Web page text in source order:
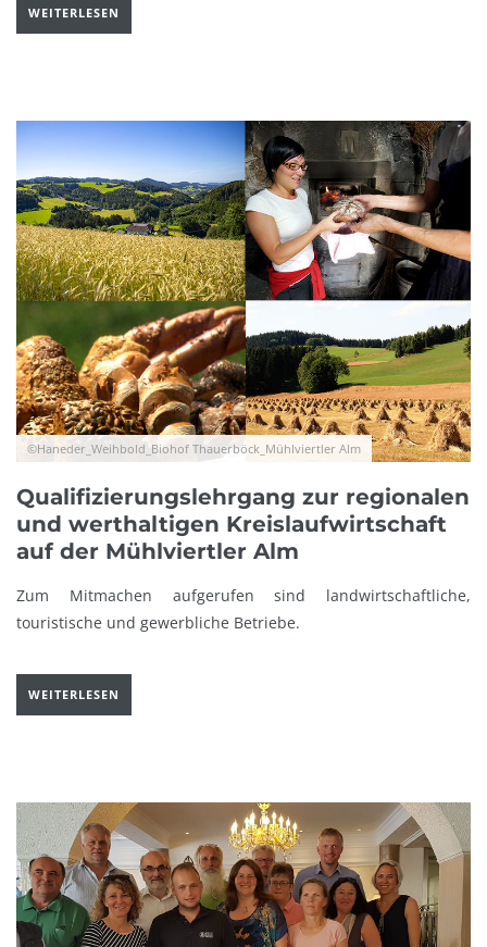
WEITERLESEN
©Haneder_Weihbold_Biohof Thauerböck_Mühlviertler Alm
Qualifizierungslehrgang zur regionalen
und werthaltigen Kreislaufwirtschaft
auf der Mühlviertler Alm
Zum Mitmachen aufgerufen sind landwirtschaftliche,
touristische und gewerbliche Betriebe.
WEITERLESEN